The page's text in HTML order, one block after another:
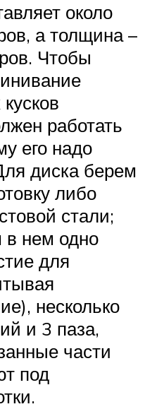
около
а толщина –
Чтобы
работать
его надо
диска берем
либо
стали;
в нем одно
для
несколько
и 3 паза,
части
под